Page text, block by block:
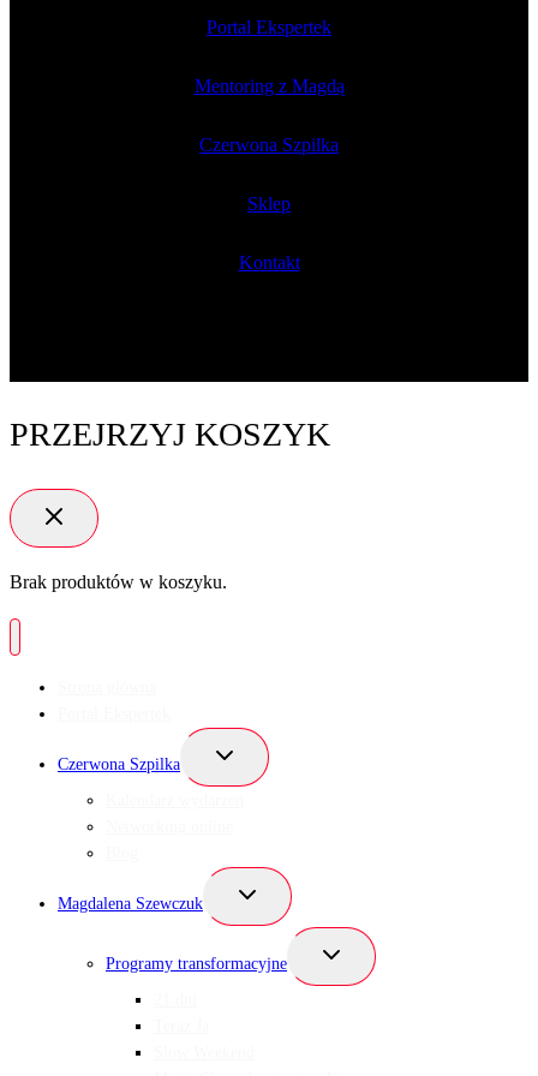
Portal Ekspertek
Mentoring z Magdą
Czerwona Szpilka
Sklep
Kontakt
PRZEJRZYJ KOSZYK
Brak produktów w koszyku.
Czerwona Szpilka
Przełącz
podrzędne
Magdalena Szewczuk
Przełącz
podrzędne
Programy transformacyjne
Przełącz
podrzędne